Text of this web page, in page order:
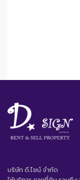
บริษัท ดี.ไซน์ จํากัด